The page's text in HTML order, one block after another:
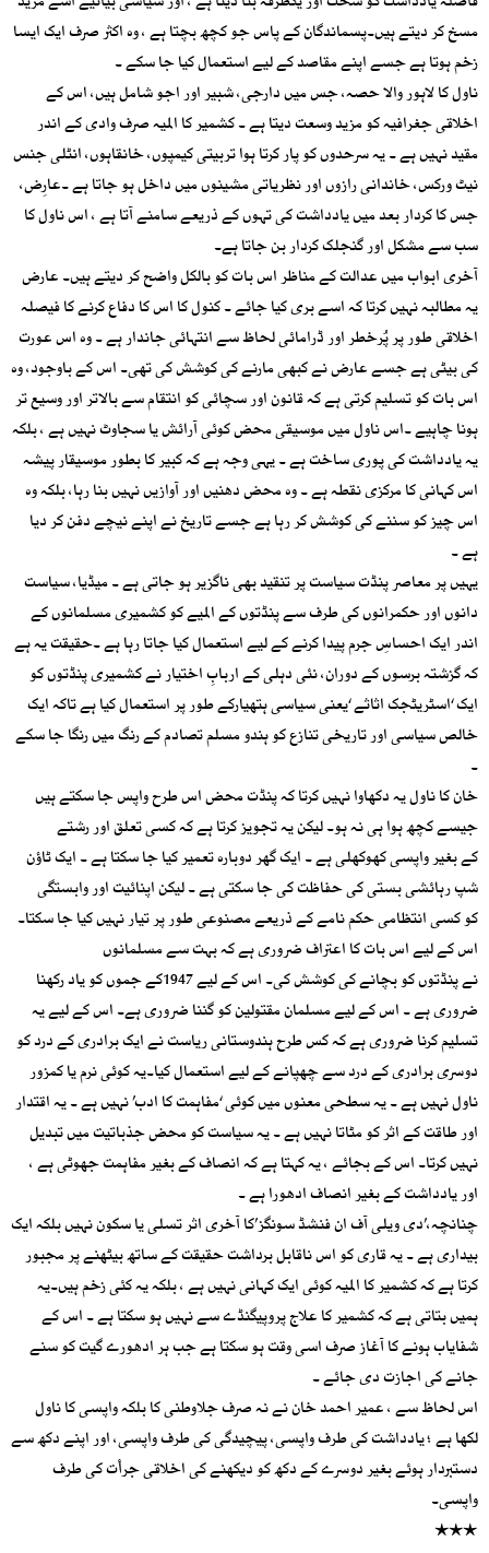
مسخ کر دیتے ہیں۔پسماندگان کے پاس جو کچھ بچتا ہے ، وہ اکثر صرف ایک ایسا
زخم ہوتا ہے جسے اپنے مقاصد کے لیے استعمال کیا جا سکے ۔
ناول کا لاہور والا حصہ، جس میں دارجی، شبیر اور اجو شامل ہیں، اس کے
اخلاقی جغرافیہ کو مزید وسعت دیتا ہے ۔ کشمیر کا المیہ صرف وادی کے اندر
مقید نہیں ہے ۔ یہ سرحدوں کو پار کرتا ہوا تربیتی کیمپوں، خانقاہوں، انٹلی جنس
نیٹ ورکس، خاندانی رازوں اور نظریاتی مشینوں میں داخل ہو جاتا ہے ۔عارِض،
جس کا کردار بعد میں یادداشت کی تہوں کے ذریعے سامنے آتا ہے ، اس ناول کا
سب سے مشکل اور گنجلک کردار بن جاتا ہے۔
آخری ابواب میں عدالت کے مناظر اس بات کو بالکل واضح کر دیتے ہیں۔ عارض
یہ مطالبہ نہیں کرتا کہ اسے بری کیا جائے ۔ کنول کا اس کا دفاع کرنے کا فیصلہ
اخلاقی طور پر پُرخطر اور ڈرامائی لحاظ سے انتہائی جاندار ہے ۔ وہ اس عورت
کی بیٹی ہے جسے عارض نے کبھی مارنے کی کوشش کی تھی۔ اس کے باوجود، وہ
اس بات کو تسلیم کرتی ہے کہ قانون اور سچائی کو انتقام سے بالاتر اور وسیع تر
ہونا چاہیے ۔اس ناول میں موسیقی محض کوئی آرائش یا سجاوٹ نہیں ہے ، بلکہ
یہ یادداشت کی پوری ساخت ہے ۔ یہی وجہ ہے کہ کبیر کا بطور موسیقار پیشہ
اس کہانی کا مرکزی نقطہ ہے ۔ وہ محض دھنیں اور آوازیں نہیں بنا رہا، بلکہ وہ
اس چیز کو سننے کی کوشش کر رہا ہے جسے تاریخ نے اپنے نیچے دفن کر دیا
ہے ۔
یہیں پر معاصر پنڈت سیاست پر تنقید بھی ناگزیر ہو جاتی ہے ۔ میڈیا، سیاست
دانوں اور حکمرانوں کی طرف سے پنڈتوں کے المیے کو کشمیری مسلمانوں کے
اندر ایک احساسِ جرم پیدا کرنے کے لیے استعمال کیا جاتا رہا ہے ۔حقیقت یہ ہے
کہ گزشتہ برسوں کے دوران، نئی دہلی کے اربابِ اختیار نے کشمیری پنڈتوں کو
ایک ‘اسٹریٹجک اثاثے ‘یعنی سیاسی ہتھیارکے طور پر استعمال کیا ہے تاکہ ایک
خالص سیاسی اور تاریخی تنازع کو ہندو مسلم تصادم کے رنگ میں رنگا جا سکے
۔
خان کا ناول یہ دکھاوا نہیں کرتا کہ پنڈت محض اس طرح واپس جا سکتے ہیں
جیسے کچھ ہوا ہی نہ ہو۔ لیکن یہ تجویز کرتا ہے کہ کسی تعلق اور رشتے
کے بغیر واپسی کھوکھلی ہے ۔ ایک گھر دوبارہ تعمیر کیا جا سکتا ہے ۔ ایک ٹاؤن
شپ رہائشی بستی کی حفاظت کی جا سکتی ہے ۔ لیکن اپنائیت اور وابستگی
کو کسی انتظامی حکم نامے کے ذریعے مصنوعی طور پر تیار نہیں کیا جا سکتا۔
اس کے لیے اس بات کا اعتراف ضروری ہے کہ بہت سے مسلمانوں
نے پنڈتوں کو بچانے کی کوشش کی۔ اس کے لیے 1947کے جموں کو یاد رکھنا
ضروری ہے ۔ اس کے لیے مسلمان مقتولین کو گننا ضروری ہے۔ اس کے لیے یہ
تسلیم کرنا ضروری ہے کہ کس طرح ہندوستانی ریاست نے ایک برادری کے درد کو
دوسری برادری کے درد سے چھپانے کے لیے استعمال کیا۔یہ کوئی نرم یا کمزور
ناول نہیں ہے ۔ یہ سطحی معنوں میں کوئی ‘مفاہمت کا ادب’ نہیں ہے ۔ یہ اقتدار
اور طاقت کے اثر کو مٹاتا نہیں ہے ۔ یہ سیاست کو محض جذباتیت میں تبدیل
نہیں کرتا۔ اس کے بجائے ، یہ کہتا ہے کہ انصاف کے بغیر مفاہمت جھوٹی ہے ،
اور یادداشت کے بغیر انصاف ادھورا ہے ۔
چنانچہ،’دی ویلی آف ان فنشڈ سونگز’کا آخری اثر تسلی یا سکون نہیں بلکہ ایک
بیداری ہے ۔ یہ قاری کو اس ناقابل برداشت حقیقت کے ساتھ بیٹھنے پر مجبور
کرتا ہے کہ کشمیر کا المیہ کوئی ایک کہانی نہیں ہے ، بلکہ یہ کئی زخم ہیں۔یہ
ہمیں بتاتی ہے کہ کشمیر کا علاج پروپیگنڈے سے نہیں ہو سکتا ہے ۔ اس کے
شفایاب ہونے کا آغاز صرف اسی وقت ہو سکتا ہے جب ہر ادھورے گیت کو سنے
جانے کی اجازت دی جائے ۔
اس لحاظ سے ، عمیر احمد خان نے نہ صرف جلاوطنی کا بلکہ واپسی کا ناول
لکھا ہے ؛ یادداشت کی طرف واپسی، پیچیدگی کی طرف واپسی، اور اپنے دکھ سے
دستبردار ہوئے بغیر دوسرے کے دکھ کو دیکھنے کی اخلاقی جرأت کی طرف
واپسی۔
٭٭٭